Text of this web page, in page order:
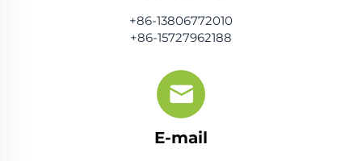
+86-13806772010
+86-15727962188
E-mail